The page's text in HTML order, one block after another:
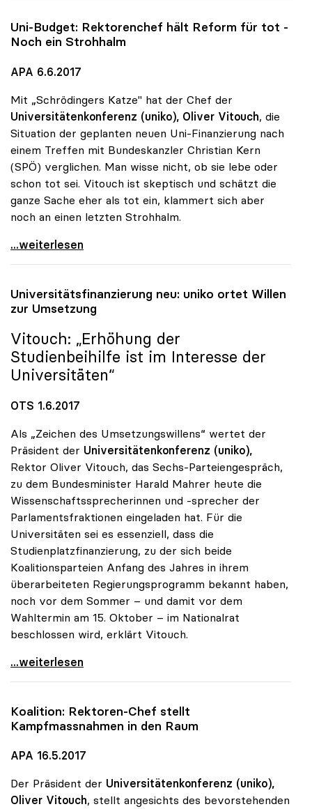
Uni-Budget: Rektorenchef hält Reform für tot -
Noch ein Strohhalm
APA 6.6.2017
Mit „Schrödingers Katze" hat der Chef der
Universitätenkonferenz (uniko), Oliver Vitouch, die
Situation der geplanten neuen Uni-Finanzierung nach
einem Treffen mit Bundeskanzler Christian Kern
(SPÖ) verglichen. Man wisse nicht, ob sie lebe oder
schon tot sei. Vitouch ist skeptisch und schätzt die
ganze Sache eher als tot ein, klammert sich aber
noch an einen letzten Strohhalm.
Uni-Budget: Rektorenchef hält Reform für tot -
...weiterlesen
Universitätsfinanzierung neu: uniko ortet Willen
zur Umsetzung
Vitouch: „Erhöhung der
Studienbeihilfe ist im Interesse der
Universitäten“
OTS 1.6.2017
Als „Zeichen des Umsetzungswillens“ wertet der
Präsident der Universitätenkonferenz (uniko),
Rektor Oliver Vitouch, das Sechs-Parteiengespräch,
zu dem Bundesminister Harald Mahrer heute die
Wissenschaftssprecherinnen und -sprecher der
Parlamentsfraktionen eingeladen hat. Für die
Universitäten sei es essenziell, dass die
Studienplatzfinanzierung, zu der sich beide
Koalitionsparteien Anfang des Jahres in ihrem
überarbeiteten Regierungsprogramm bekannt haben,
noch vor dem Sommer – und damit vor dem
Wahltermin am 15. Oktober – im Nationalrat
beschlossen wird, erklärt Vitouch.
Universitätsfinanzierung neu: uniko ortet Willen
...weiterlesen
Koalition: Rektoren-Chef stellt
Kampfmassnahmen in den Raum
APA 16.5.2017
Der Präsident der Universitätenkonferenz (uniko),
Oliver Vitouch, stellt angesichts des bevorstehenden